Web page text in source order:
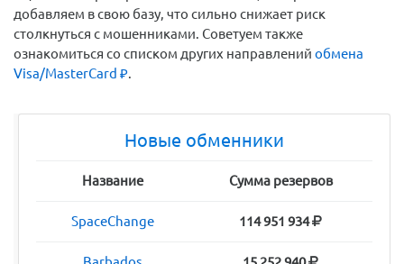
добавляем в свою базу, что сильно снижает риск
столкнуться с мошенниками. Советуем также
ознакомиться со списком других направлений обмена
Visa/MasterCard ₽.
Новые обменники
Название Сумма резервов
SpaceChange 114 951 934